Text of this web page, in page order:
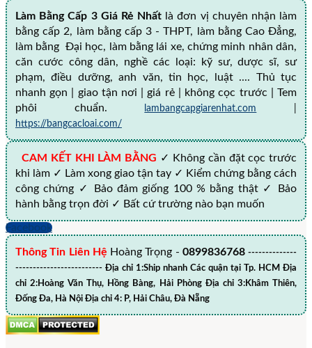
Làm Bằng Cấp 3 Giá Rẻ Nhất là đơn vị chuyên nhận làm
bằng cấp 2, làm bằng cấp 3 - THPT, làm bằng Cao Đẳng,
làm bằng Đại học, làm bằng lái xe, chứng minh nhân dân,
căn cước công dân, nghề các loại: kỹ sư, dược sĩ, sư
phạm, điều dưỡng, anh văn, tin học, luật .... Thủ tục
nhanh gọn | giao tận nơi | giá rẻ | không cọc trước | Tem
phôi chuẩn.
lambangcapgiarenhat.com
https://bangcacloai.com/
CAM KẾT KHI LÀM BẰNG ✓ Không cần đặt cọc trước
khi làm ✓ Làm xong giao tận tay ✓ Kiểm chứng bằng cách
công chứng ✓ Bảo đảm giống 100 % bằng thật ✓ Bảo
hành bằng trọn đời ✓ Bất cứ trường nào bạn muốn
Facebook
Thông Tin Liên Hệ Hoàng Trọng - 0899836768 --------------
------------------------- Địa chỉ 1:Ship nhanh Các quận tại Tp. HCM Địa
chỉ 2:Hoàng Văn Thụ, Hồng Bàng, Hải Phòng Địa chỉ 3:Khâm Thiên,
Đống Đa, Hà Nội Địa chỉ 4: P, Hải Châu, Đà Nẵng